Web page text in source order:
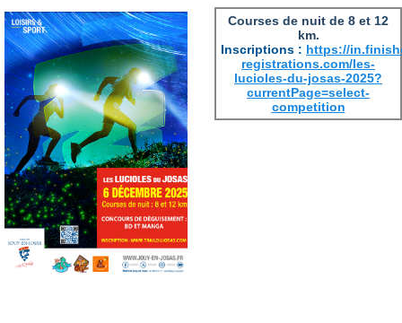
Courses de nuit de 8 et 12
km.
Inscriptions : https://
registrations.com/les-
lucioles-du-josas-2025?
currentPage=select-
competition